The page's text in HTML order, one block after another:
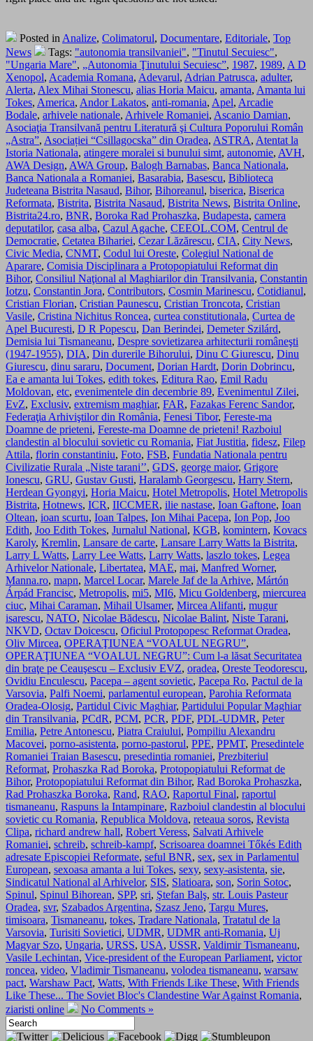
Posted in Analize, Colimatorul, Documentare, Editoriale, Top
News
Tags: "autonomia transilvaniei", "Tinutul Secuiesc",
"Ungaria Mare", „Autonomia Ţinutului Secuiesc”, 1987, 1989, A D
Xenopol, Academia Romana, Adevarul, Adrian Patrusca, adulter,
Alerta, Alex Mihai Stonescu, alias Horia Maicu, amanta, Amanta lui
Tokes, America, Andor Lakatos, anti-romania, Apel, Arcadie
Bodale, arhivele nationale, Arhivele Romaniei, Ascanio Damian,
Asociaţia Transilvană pentru Literatură şi Cultura Poporului Român
„Astra”, Asociației “Csillagocska” din Oradea, ASTRA, Atentat la
Istoria Nationala, atingere moralei si bunului simt, autonomie, AVH,
AWA Design, AWA Group, Balogh Barnabas, Banca Nationala,
Banca Nationala a Romaniei, Basarabia, Basescu, Biblioteca
Judeteana Bistrita Nasaud, Bihor, Bihoreanul, biserica, Biserica
Reformata, Bistrita, Bistrita Nasaud, Bistrita News, Bistrita Online,
Bistrita24.ro, BNR, Boroka Rad Prohaszka, Budapesta, camera
deputatilor, casa alba, Cazul Agache, CEEOL.COM, Centrul de
Democratie, Cetatea Bihariei, Cezar Lăzărescu, CIA, City News,
Civic Media, CNMT, Codul lui Oreste, Colegiul National de
Aparare, Comisia Disciplinara a Protopopiatului Reformat din
Bihor, Consiliul Naţional al Maghiarilor din Transilvania, Constantin
Iotzu, Constantin Jora, Contributors, Cosmin Marinescu, Cotidianul,
Cristian Florian, Cristian Paunescu, Cristian Troncota, Cristian
Vasile, Cristina Nichitus Roncea, curtea constitutionala, Curtea de
Apel Bucuresti, D R Popescu, Dan Berindei, Demeter Szilárd,
Demisia lui Tismaneanu, Despre sovietizarea arhitecturii româneşti
(1947-1955), DIA, Din durerile Bihorului, Dinu C Giurescu, Dinu
Giurescu, dinu sararu, Document, Dorian Hardt, Dorin Dobrincu,
Ea e amanta lui Tokes, edith tokes, Editura Rao, Emil Radu
Moldovan, etc, evenimentele din decembrie 89, Evenimentul Zilei,
EvZ, Exclusiv, extremism maghiar, FAR, Fazakas Ferenc Sandor,
Federaţia Arhiviştilor din România, Fenesi Tibor, Fereste-ma
Doamne de prieteni, Fereste-ma Doamne de prieteni! Razboiul
clandestin al blocului sovietic cu Romania, Fiat Justitia, fidesz, Filep
Attila, florin constantiniu, Foto, FSB, Fundatia Nationala pentru
Civilizatie Rurala „Niste tarani’’, GDS, george maior, Grigore
Ionescu, GRU, Gustav Gusti, Haralamb Georgescu, Harry Stern,
Herdean Gyongyi, Horia Maicu, Hotel Metropolis, Hotel Metropolis
Bistrita, Hotnews, ICR, IICCMER, ilie nastase, Ioan Gaftone, Ioan
Oltean, ioan scurtu, Ioan Talpes, Ion Mihai Pacepa, Ion Pop, Joo
Edith, Joo Edith Tokes, Jurnalul National, KGB, komintern, Kovacs
Karoly, Kremlin, Lansare de carte, Lansare Larry Watts la Bistrita,
Larry L Watts, Larry Lee Watts, Larry Watts, laszlo tokes, Legea
Arhivelor Nationale, Libertatea, MAE, mai, Manfred Worner,
Manna.ro, mapn, Marcel Locar, Marele Jaf de la Arhive, Mártón
Árpád Francisc, Metropolis, mi5, MI6, Micu Goldenberg, miercurea
ciuc, Mihai Caraman, Mihail Ulsamer, Mircea Alifanti, mugur
isarescu, NATO, Nicolae Bădescu, Nicolae Balint, Niste Tarani,
NKVD, Octav Doicescu, Oficiul Protopopesc Reformat Oradea,
Oliv Mircea, OPERAŢIUNEA “VOALUL NEGRU”,
OPERAŢIUNEA “VOALUL NEGRU”: Cum l-a lăsat Securitatea
din braţe pe Ceauşescu – Exclusiv EVZ, oradea, Oreste Teodorescu,
Ovidiu Enculescu, Pacepa – agent sovietic, Pacepa Ro, Pactul de la
Varsovia, Palfi Noemi, parlamentul european, Parohia Reformata
Oradea-Olosig, Partidul Civic Maghiar, Partidului Popular Maghiar
din Transilvania, PCdR, PCM, PCR, PDF, PDL-UDMR, Peter
Emilia, Petre Antonescu, Piatra Craiului, Pompiliu Alexandru
Macovei, porno-asistenta, porno-pastorul, PPE, PPMT, Presedintele
Romaniei Traian Basescu, presedintia romaniei, Prezbiteriul
Reformat, Prohaszka Rad Boroka, Protopopiatului Reformat de
Bihor, Protopopiatului Reformat din Bihor, Rad Boroka Prohaszka,
Rad Prohaszka Boroka, Rand, RAO, Raportul Final, raportul
tismaneanu, Raspuns la Intampinare, Razboiul clandestin al blocului
sovietic cu Romania, Republica Moldova, reteaua soros, Revista
Clipa, richard andrew hall, Robert Veress, Salvati Arhivele
Romaniei, schreib, schreib-kampf, Scrisoarea doamnei Tőkés Edith
adresate Episcopiei Reformate, seful BNR, sex, sex in Parlamentul
European, sexoasa amanta a lui Tokes, sexy, sexy-asistenta, sie,
Sindicatul National al Arhivelor, SIS, Slatioara, son, Sorin Sotoc,
Spinul, Spinul Bihorean, SPP, sri, Ştefan Balş, str. Louis Pasteur
Oradea, svr, Szabados Argentina, Szasz Jeno, Targu Mures,
timisoara, Tismaneanu, tokes, Tradare Nationala, Tratatul de la
Varsovia, Turisiti Sovietici, UDMR, UDMR anti-Romania, Uj
Magyar Szo, Ungaria, URSS, USA, USSR, Valdimir Tismaneanu,
Vasile Lechintan, Vice-president of the European Parliament, victor
roncea, video, Vladimir Tismaneanu, volodea tismaneanu, warsaw
pact, Warshaw Pact, Watts, With Friends Like These, With Friends
Like These... The Soviet Bloc's Clandestine War Against Romania,
ziaristi online
No Comments »